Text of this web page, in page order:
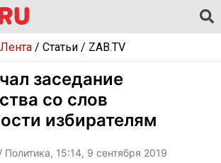
Лента/ Статьи/ ZAB.TV
заседание
со слов
избирателям
/ Политика, 15:14, 9 сентября 2019